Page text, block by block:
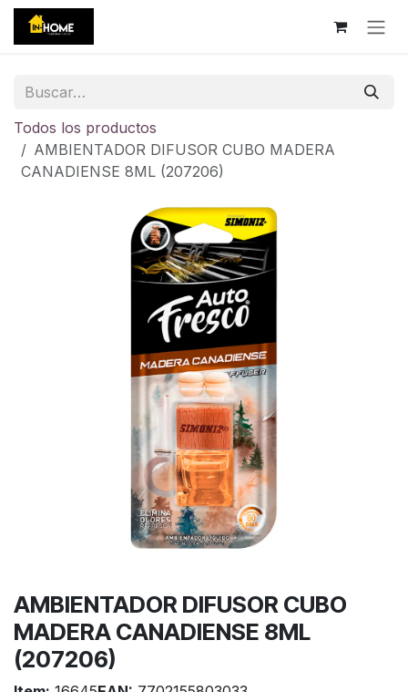
Ir al contenido
Todos los productos
AMBIENTADOR DIFUSOR CUBO MADERA
CANADIENSE 8ML (207206)
AMBIENTADOR DIFUSOR CUBO
MADERA CANADIENSE 8ML
(207206)